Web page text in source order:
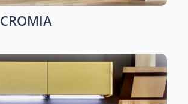
CROMIA